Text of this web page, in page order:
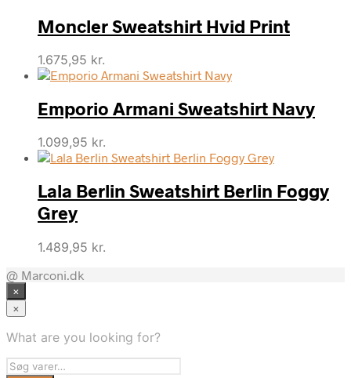
Moncler Sweatshirt Hvid Print
1.675,95 kr.
Emporio Armani Sweatshirt Navy
1.099,95 kr.
Lala Berlin Sweatshirt Berlin Foggy
Grey
1.489,95 kr.
@ Marconi.dk
×
×
What are you looking for?